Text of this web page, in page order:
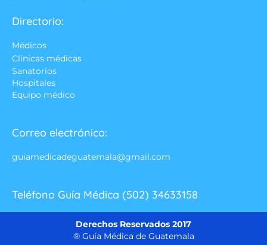
Directorio:
Médicos
Clínicas médicas
Sanatorios
Hospitales
Equipo médico
Correo electrónico:
guiamedicadeguatemala@gmail.com
Teléfono Guía Médica (502) 34633158
Derechos Reservados 2017
® Guía Médica de Guatemala